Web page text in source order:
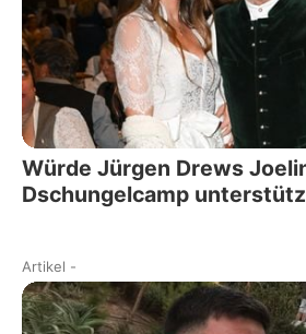
Würde Jürgen Drews
Dschungelcamp
Artikel -